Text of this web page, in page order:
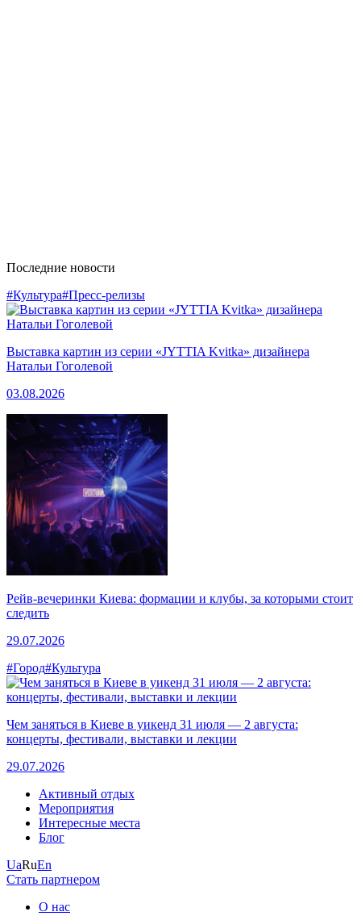
Последние новости
#Культура#Пресс-релизы
Выставка картин из серии «JYTTIA Kvitka» дизайнера
Натальи Гоголевой
03.08.2026
Рейв-вечеринки Киева: формации и клубы, за которыми стоит
следить
29.07.2026
#Город#Культура
Чем заняться в Киеве в уикенд 31 июля — 2 августа:
концерты, фестивали, выставки и лекции
29.07.2026
Активный отдых
Мероприятия
Интересные места
Блог
UaRuEn
Стать партнером
О нас